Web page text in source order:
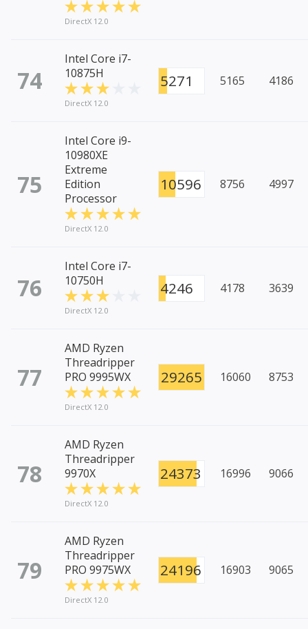
DirectX 12.0
74
Intel Core i7-
10875H
DirectX 12.0
5271 5165 4186
75
Intel Core i9-
10980XE
Extreme
Edition
Processor
DirectX 12.0
10596 8756 4997
76
Intel Core i7-
10750H
DirectX 12.0
4246 4178 3639
77
AMD Ryzen
Threadripper
PRO 9995WX
DirectX 12.0
29265 16060 8753
78
AMD Ryzen
Threadripper
9970X
DirectX 12.0
24373 16996 9066
79
AMD Ryzen
Threadripper
PRO 9975WX
DirectX 12.0
24196 16903 9065